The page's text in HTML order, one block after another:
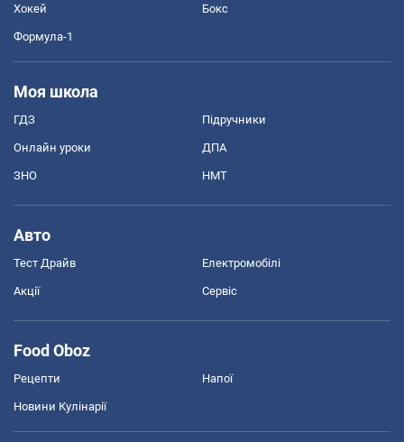
Хокей Бокс
Формула-1
Моя школа
ГДЗ Підручники
Онлайн уроки ДПА
ЗНО НМТ
Авто
Тест Драйв Електромобілі
Акції Сервіс
Food Oboz
Рецепти Напої
Новини Кулінарії